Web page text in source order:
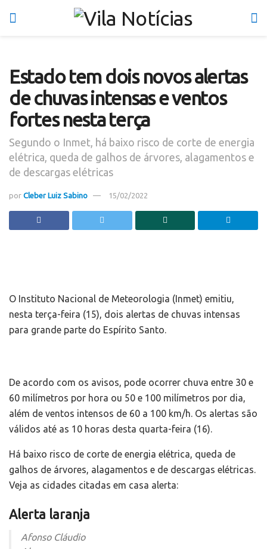
Estado tem dois novos alertas
de chuvas intensas e ventos
fortes nesta terça
Segundo o Inmet, há baixo risco de corte de energia
elétrica, queda de galhos de árvores, alagamentos e
de descargas elétricas
por Cleber Luiz Sabino 15/02/2022
O Instituto Nacional de Meteorologia (Inmet) emitiu,
nesta terça-feira (15), dois alertas de chuvas intensas
para grande parte do Espírito Santo.
De acordo com os avisos, pode ocorrer chuva entre 30 e
60 milímetros por hora ou 50 e 100 milímetros por dia,
além de ventos intensos de 60 a 100 km/h. Os alertas são
válidos até as 10 horas desta quarta-feira (16).
Há baixo risco de corte de energia elétrica, queda de
galhos de árvores, alagamentos e de descargas elétricas.
Veja as cidades citadas em casa alerta:
Alerta laranja
Afonso Cláudio